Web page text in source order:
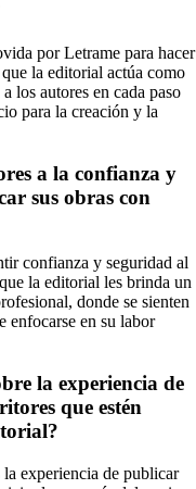
por Letrame para hacer
la editorial actúa como
los autores en cada paso
para la creación y la
a la confianza y
sus obras con
confianza y seguridad al
la editorial les brinda un
donde se sienten
enfocarse en su labor
la experiencia de
que estén
experiencia de publicar